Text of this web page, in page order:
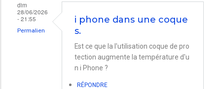
dim
28/06/2026
- 21:55
Permalien
i phone dans une coque
s.
Est ce que la l'utilisation coque de pro
tection augmente la température d'u
n i Phone ?
RÉPONDRE